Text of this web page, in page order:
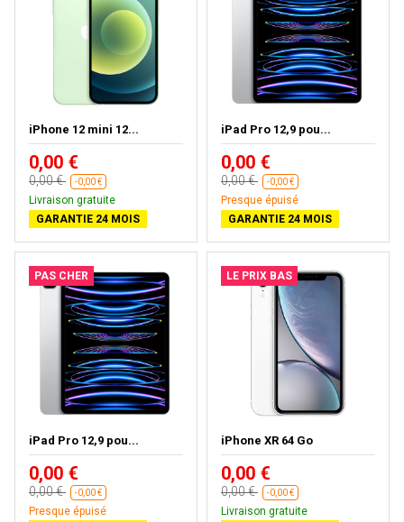
iPhone 12 mini 12...
0,00 €
0,00 € -0,00 €
Livraison gratuite
GARANTIE 24 MOIS
iPad Pro 12,9 pou...
0,00 €
0,00 € -0,00 €
Presque épuisé
GARANTIE 24 MOIS
PAS CHER
iPad Pro 12,9 pou...
0,00 €
0,00 € -0,00 €
Presque épuisé
LE PRIX BAS
iPhone XR 64 Go
0,00 €
0,00 € -0,00 €
Livraison gratuite